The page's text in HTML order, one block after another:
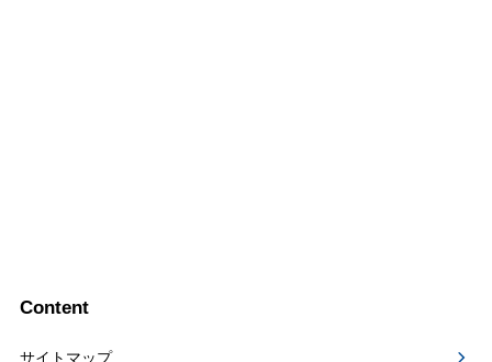
Content
サイトマップ